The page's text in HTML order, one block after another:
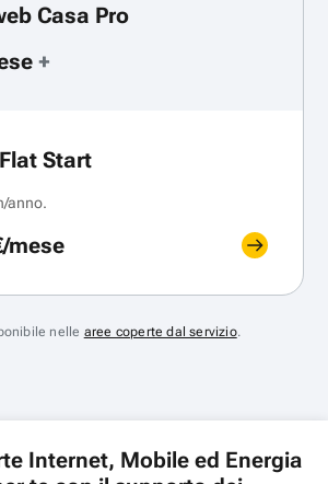
Casa Pro
+
Start
anno.
mese
nelle aree coperte dal servizio.
Internet, Mobile ed Energia